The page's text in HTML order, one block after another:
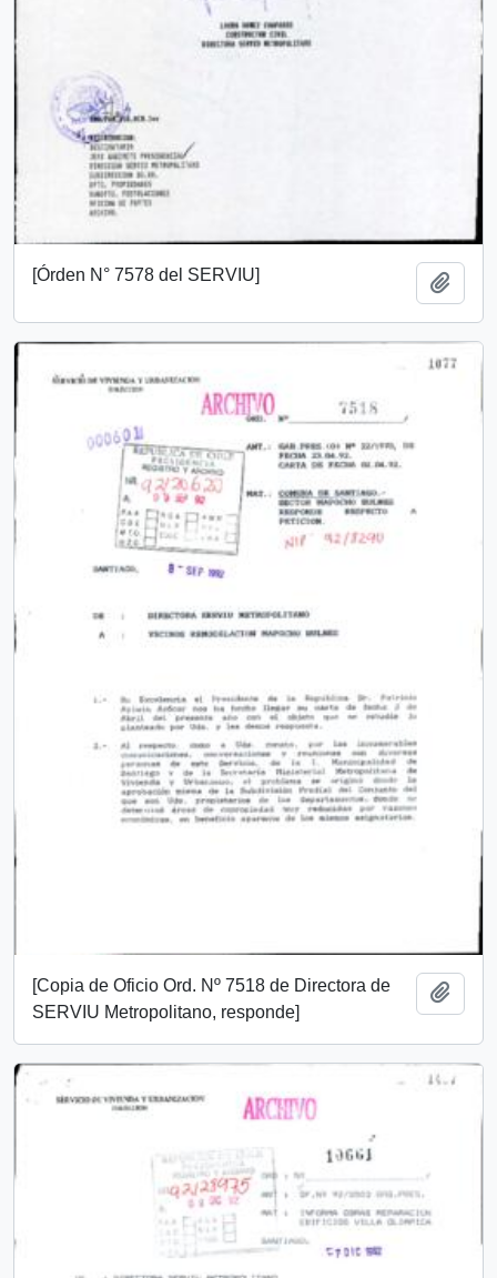
[Órden N° 7578 del SERVIU]
[Copia de Oficio Ord. Nº 7518 de Directora de
SERVIU Metropolitano, responde]